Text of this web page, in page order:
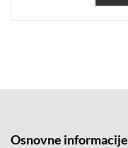
Osnovne informacije